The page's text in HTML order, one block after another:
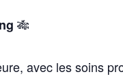
🎋
avec les soins